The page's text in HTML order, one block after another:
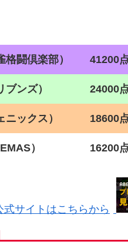
闘倶楽部） 41200
ンズ） 24000
ックス） 18600
） 16200
サイトはこちらから